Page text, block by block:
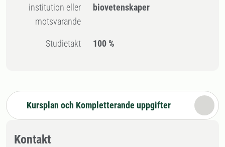
institution eller
motsvarande
biovetenskaper
Studietakt 100 %
Kursplan och Kompletterande uppgifter
Kontakt